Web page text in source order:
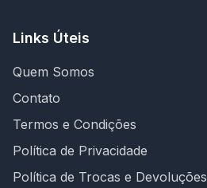
Links Úteis
Quem Somos
Contato
Termos e Condições
Política de Privacidade
Política de Trocas e Devoluções